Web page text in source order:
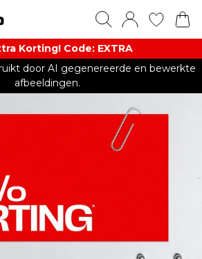
Korting! Code: EXTRA​
door AI gegenereerde en bewerkte
afbeeldingen.